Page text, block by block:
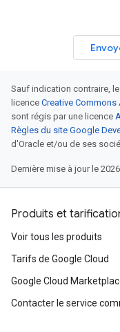
Sauf indication contraire,
licence Creative
sont régis par une licence
Règles du site Google
d'Oracle et/ou de ses
Dernière mise à jour le
Produits et
Voir tous les produits
Tarifs de Google Cloud
Google Cloud
Contacter le service